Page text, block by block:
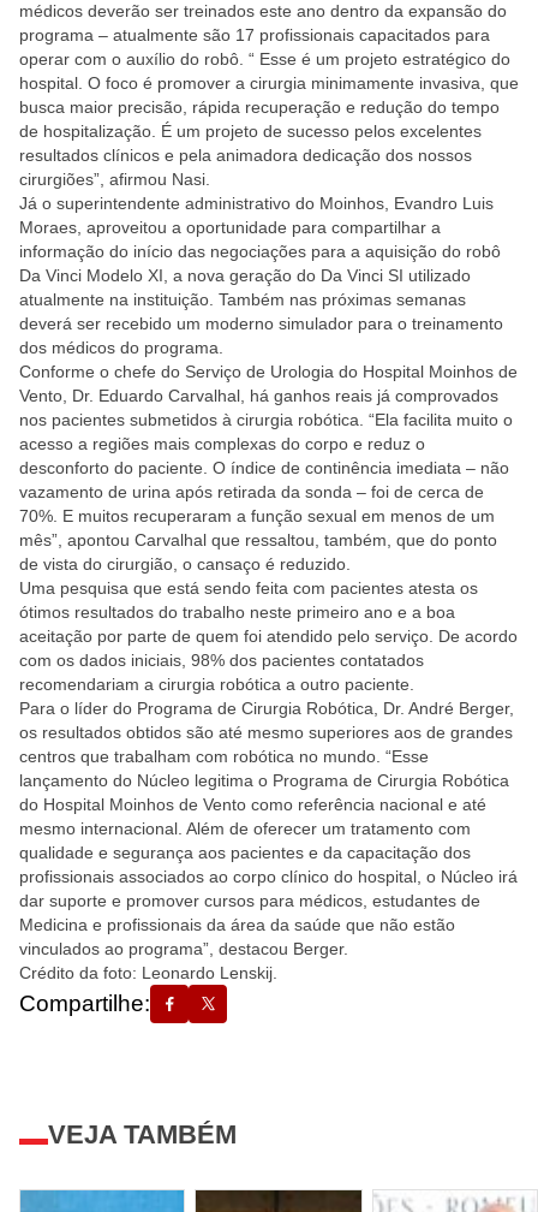
médicos deverão ser treinados este ano dentro da expansão do
programa – atualmente são 17 profissionais capacitados para
operar com o auxílio do robô. “ Esse é um projeto estratégico do
hospital. O foco é promover a cirurgia minimamente invasiva, que
busca maior precisão, rápida recuperação e redução do tempo
de hospitalização. É um projeto de sucesso pelos excelentes
resultados clínicos e pela animadora dedicação dos nossos
cirurgiões”, afirmou Nasi.
Já o superintendente administrativo do Moinhos, Evandro Luis
Moraes, aproveitou a oportunidade para compartilhar a
informação do início das negociações para a aquisição do robô
Da Vinci Modelo XI, a nova geração do Da Vinci SI utilizado
atualmente na instituição. Também nas próximas semanas
deverá ser recebido um moderno simulador para o treinamento
dos médicos do programa.
Conforme o chefe do Serviço de Urologia do Hospital Moinhos de
Vento, Dr. Eduardo Carvalhal, há ganhos reais já comprovados
nos pacientes submetidos à cirurgia robótica. “Ela facilita muito o
acesso a regiões mais complexas do corpo e reduz o
desconforto do paciente. O índice de continência imediata – não
vazamento de urina após retirada da sonda – foi de cerca de
70%. E muitos recuperaram a função sexual em menos de um
mês”, apontou Carvalhal que ressaltou, também, que do ponto
de vista do cirurgião, o cansaço é reduzido.
Uma pesquisa que está sendo feita com pacientes atesta os
ótimos resultados do trabalho neste primeiro ano e a boa
aceitação por parte de quem foi atendido pelo serviço. De acordo
com os dados iniciais, 98% dos pacientes contatados
recomendariam a cirurgia robótica a outro paciente.
Para o líder do Programa de Cirurgia Robótica, Dr. André Berger,
os resultados obtidos são até mesmo superiores aos de grandes
centros que trabalham com robótica no mundo. “Esse
lançamento do Núcleo legitima o Programa de Cirurgia Robótica
do Hospital Moinhos de Vento como referência nacional e até
mesmo internacional. Além de oferecer um tratamento com
qualidade e segurança aos pacientes e da capacitação dos
profissionais associados ao corpo clínico do hospital, o Núcleo irá
dar suporte e promover cursos para médicos, estudantes de
Medicina e profissionais da área da saúde que não estão
vinculados ao programa”, destacou Berger.
Crédito da foto: Leonardo Lenskij.
Compartilhe:
VEJA TAMBÉM